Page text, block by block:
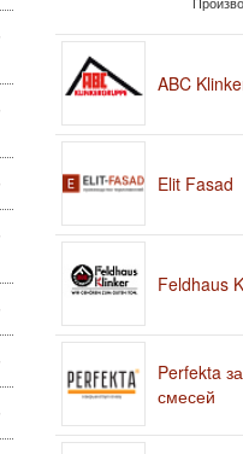
ABC
Elit Fasad
Feldhaus
Perfekta
смесей